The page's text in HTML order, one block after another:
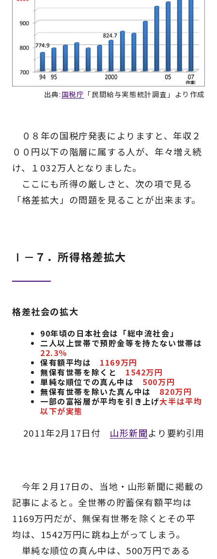
出典:国税庁 「民間給与実態統計調査」より作成
０８年の国税庁発表によりますと、年収２
００円以下の階層に属する人が、年々増え続
け、１032万人となりました。
ここにも所得の厳しさと、次の項で見る
「格差拡大」の問題を見ることが出来ます。
Ⅰ－７．所得格差拡大
格差社会の拡大
90年頃の日本社会は「総中流社会」
二人以上世帯で預貯金等を持たない世帯は
22.3％
保有額平均は 1169万円
無保有世帯を除くと 1542万円
単純な順位での真ん中は 500万円
無保有世帯を除いた真ん中は 820万円
一部の富裕層が平均を引き上げ大半は平均
以下が実態
2011年2月17日付 山形新聞より要約引用
今年２月17日の、当地・山形新聞に掲載の
記事によると。全世帯の貯蓄保有額平均は
1169万円だが、無保有世帯を除くとその平
均は、1542万円に跳ね上がってしまう。
単純な順位の真ん中は、500万円である